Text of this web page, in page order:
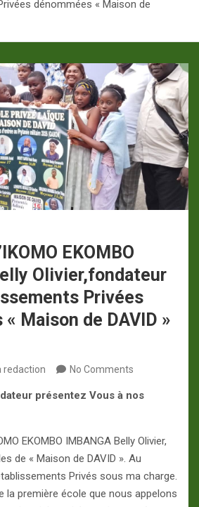
dénommées « Maison de
EKOMBO
Olivier,fondateur
Privées
Maison de DAVID »
redaction No Comments
présentez Vous à nos
EKOMBO IMBANGA Belly Olivier,
de « Maison de DAVID ». Au
Privés sous ma charge.
la première école que nous appelons